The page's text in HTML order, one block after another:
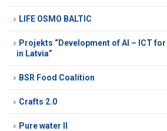
LIFE OSMO BALTIC
Projekts “Development of AI – ICT
in Latvia”
BSR Food Coalition
Crafts 2.0
Pure water II